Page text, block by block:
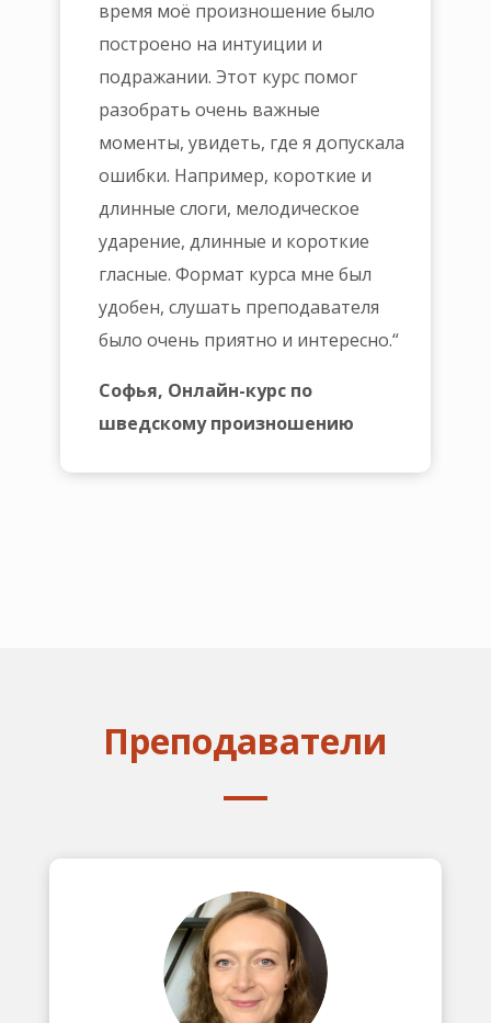
время моё произношение было
построено на интуиции и
подражании. Этот курс помог
разобрать очень важные
моменты, увидеть, где я допускала
ошибки. Например, короткие и
длинные слоги, мелодическое
ударение, длинные и короткие
гласные. Формат курса мне был
удобен, слушать преподавателя
было очень приятно и интересно.“
Софья, Онлайн-курс по
шведскому произношению
Преподаватели